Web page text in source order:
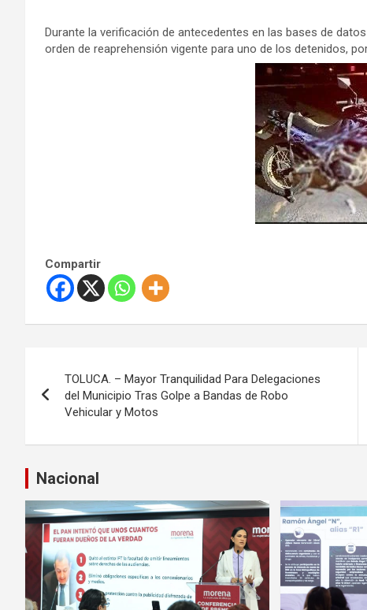
Durante la verificación de antecedentes en las bases de
orden de reaprehensión vigente para uno de los detenidos,
Compartir
e
g
a
c
i
TOLUCA. – Mayor Tranquilidad Para Delegaciones
del Municipio Tras Golpe a Bandas de Robo
Vehicular y Motos
Nacional